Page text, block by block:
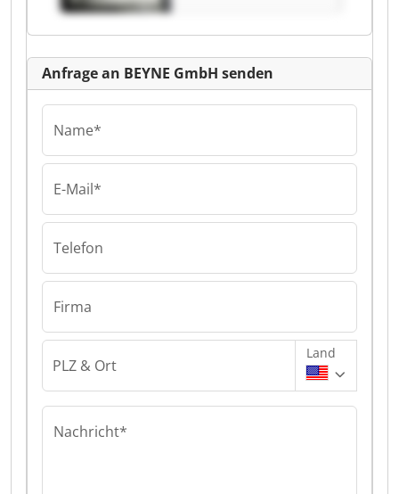
Anfrage an BEYNE GmbH senden
Name*
E-Mail*
Telefon
Firma
PLZ & Ort
Land
Nachricht*